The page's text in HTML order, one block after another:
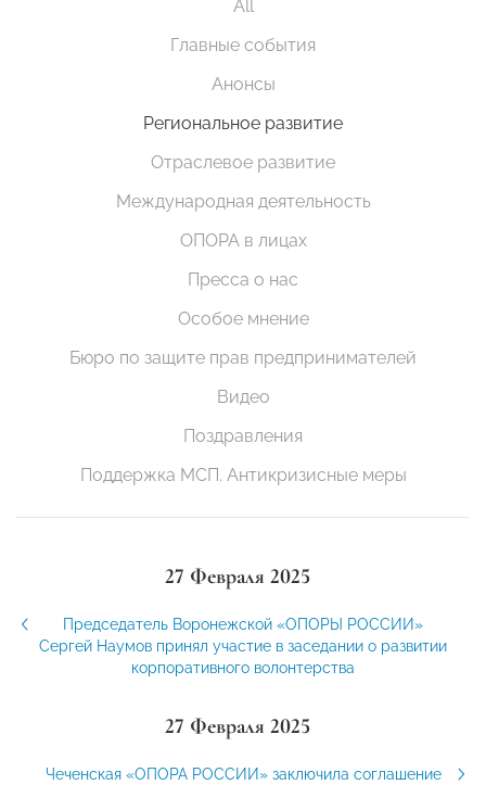
All
Главные события
Анонсы
Региональное развитие
Отраслевое развитие
Международная деятельность
ОПОРА в лицах
Пресса о нас
Особое мнение
Бюро по защите прав предпринимателей
Видео
Поздравления
Поддержка МСП. Антикризисные меры
27 Февраля 2025
Председатель Воронежской «ОПОРЫ РОССИИ»
Сергей Наумов принял участие в заседании о развитии
корпоративного волонтерства
27 Февраля 2025
Чеченская «ОПОРА РОССИИ» заключила соглашение